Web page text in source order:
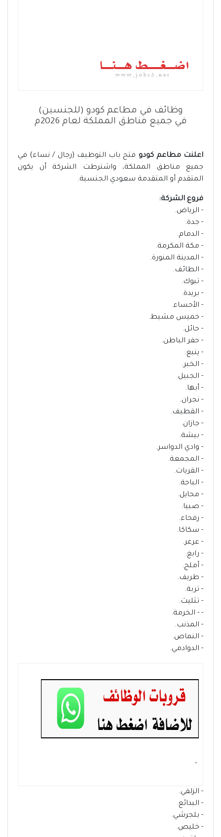
وظائف في مطاعم كودو (للجنسين)
في جميع مناطق المملكة لعام 2026م
اعلنت مطاعم كودو فتح باب التوظيف (رجال / نساء) في
جميع مناطق المملكة، واشترطت الشركة أن يكون
المتقدم أو المتقدمة سعودي الجنسية.
فروع الشركة:
- الرياض.
- جدة.
- الدمام.
- مكة المكرمة.
- المدينة المنورة.
- الطائف.
- تبوك.
- بريدة.
- الأحساء.
- خميس مشيط.
- حائل.
- حفر الباطن.
- ينبع.
- الخبر.
- الجبيل.
- أبها.
- نجران.
- القطيف.
- جازان.
- بيشة.
- وادي الدواسر.
- المجمعة.
- القريات.
- الباحة.
- محايل.
- صبيا.
- رفحاء.
- سكاكا.
- عرعر.
- رابغ.
- أملج.
- طريف.
- تربة.
- تثليث.
- - الخرمة.
- المذنب.
- النماص.
- الدوادمي.
- ‏
- الزلفي.
- البدائع.
- بلجرشي.
- خليص.